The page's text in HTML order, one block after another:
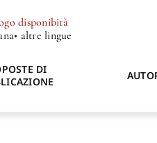
disponibità
• altre lingue
DI